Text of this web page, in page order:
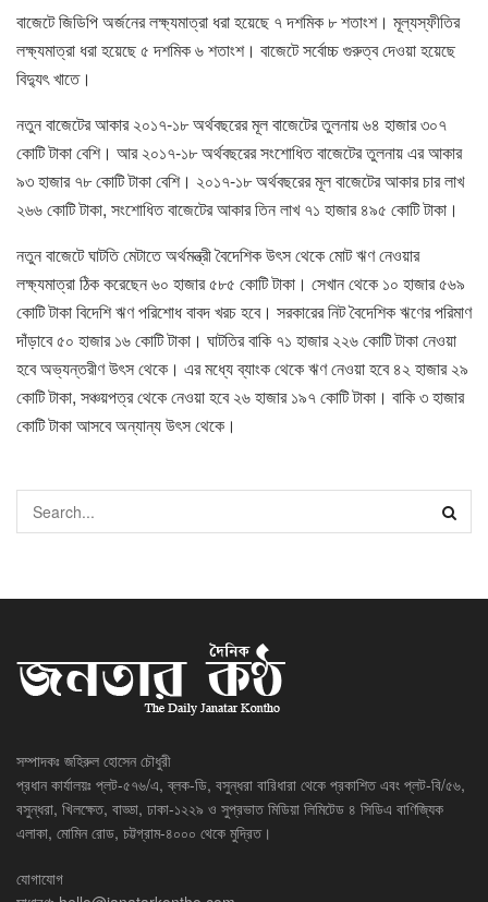
বাজেটে জিডিপি অর্জনের লক্ষ্যমাত্রা ধরা হয়েছে ৭ দশমিক ৮ শতাংশ। মূল্যস্ফীতির
লক্ষ্যমাত্রা ধরা হয়েছে ৫ দশমিক ৬ শতাংশ। বাজেটে সর্বোচ্চ গুরুত্ব দেওয়া হয়েছে
বিদ্যুৎ খাতে।
নতুন বাজেটের আকার ২০১৭-১৮ অর্থবছরের মূল বাজেটের তুলনায় ৬৪ হাজার ৩০৭
কোটি টাকা বেশি। আর ২০১৭-১৮ অর্থবছরের সংশোধিত বাজেটের তুলনায় এর আকার
৯৩ হাজার ৭৮ কোটি টাকা বেশি। ২০১৭-১৮ অর্থবছরের মূল বাজেটের আকার চার লাখ
২৬৬ কোটি টাকা, সংশোধিত বাজেটের আকার তিন লাখ ৭১ হাজার ৪৯৫ কোটি টাকা।
নতুন বাজেটে ঘাটতি মেটাতে অর্থমন্ত্রী বৈদেশিক উৎস থেকে মোট ঋণ নেওয়ার
লক্ষ্যমাত্রা ঠিক করেছেন ৬০ হাজার ৫৮৫ কোটি টাকা। সেখান থেকে ১০ হাজার ৫৬৯
কোটি টাকা বিদেশি ঋণ পরিশোধ বাবদ খরচ হবে। সরকারের নিট বৈদেশিক ঋণের পরিমাণ
দাঁড়াবে ৫০ হাজার ১৬ কোটি টাকা। ঘাটতির বাকি ৭১ হাজার ২২৬ কোটি টাকা নেওয়া
হবে অভ্যন্তরীণ উৎস থেকে। এর মধ্যে ব্যাংক থেকে ঋণ নেওয়া হবে ৪২ হাজার ২৯
কোটি টাকা, সঞ্চয়পত্র থেকে নেওয়া হবে ২৬ হাজার ১৯৭ কোটি টাকা। বাকি ৩ হাজার
কোটি টাকা আসবে অন্যান্য উৎস থেকে।
সম্পাদকঃ জহিরুল হোসেন চৌধুরী
প্রধান কার্যালয়ঃ প্লট-৫৭৬/এ, ব্লক-ডি, বসুন্ধরা বারিধারা থেকে প্রকাশিত এবং প্লট-বি/৫৬,
বসুন্ধরা, খিলক্ষেত, বাড্ডা, ঢাকা-১২২৯ ও সুপ্রভাত মিডিয়া লিমিটেড ৪ সিডিএ বাণিজ্যিক
এলাকা, মোমিন রোড, চট্টগ্রাম-৪০০০ থেকে মুদ্রিত।
যোগাযোগ